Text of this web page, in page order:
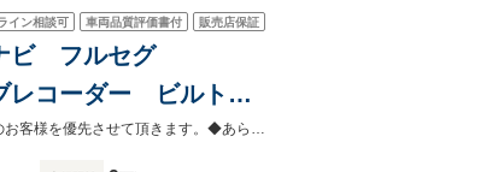
イン相談可 車両品質評価書付 販売店保証
ビ フルセグ
コーダー ビルトイ
ーター シートクー ◆当店以外で購入される場合は陸送費用等、別途費用が発生します。◆販売はご来場のお客様を優先させて頂きます。◆あらかじめご確認下さい※販売は一般のお客様に限ります。